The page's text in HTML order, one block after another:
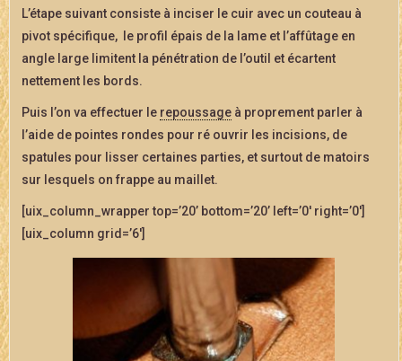
L’étape suivant consiste à inciser le cuir avec un couteau à
pivot spécifique, le profil épais de la lame et l’affûtage en
angle large limitent la pénétration de l’outil et écartent
nettement les bords.
Puis l’on va effectuer le repoussageà proprement parler à
l’aide de pointes rondes pour ré ouvrir les incisions, de
spatules pour lisser certaines parties, et surtout de matoirs
sur lesquels on frappe au maillet.
[uix_column_wrapper top=’20’ bottom=’20’ left=’0′ right=’0′]
[uix_column grid=’6′]